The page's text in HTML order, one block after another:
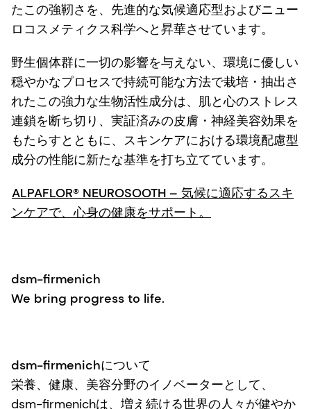
たこの強靭さを、先進的な気候適応型およびニュー
ロコスメティクス科学へと昇華させています。
野生個体群に一切の影響を与えない、環境に優しい
穏やかなプロセスで持続可能な方法で栽培・抽出さ
れたこの強力な生物活性成分は、肌と心のストレス
連鎖を断ち切り、実証済みの皮膚・神経美容効果を
もたらすとともに、スキンケアにおける環境配慮型
成分の性能に新たな基準を打ち立てています。
ALPAFLOR® NEUROSOOTH – 気候に適応するスキ
ンケアで、心身の健康をサポート。
dsm-firmenich
We bring progress to life.
dsm-firmenichについて
栄養、健康、美容分野のイノベーターとして、
dsm-firmenichは、増え続ける世界の人々が健やか